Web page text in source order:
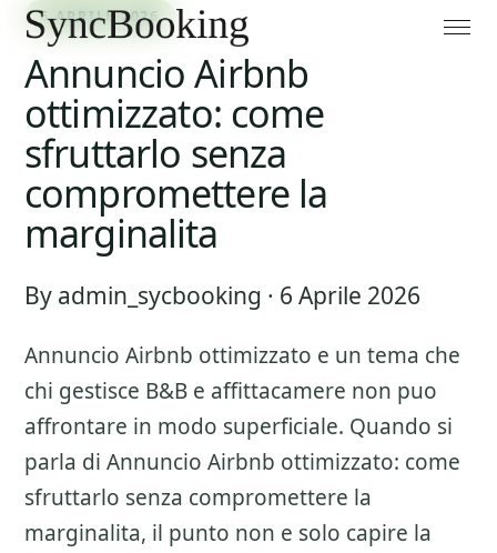
6 APRILE 2026
Annuncio Airbnb
ottimizzato: come
sfruttarlo senza
compromettere la
marginalita
By admin_sycbooking · 6 Aprile 2026
Annuncio Airbnb ottimizzato e un tema che
chi gestisce B&B e affittacamere non puo
affrontare in modo superficiale. Quando si
parla di Annuncio Airbnb ottimizzato: come
sfruttarlo senza compromettere la
marginalita, il punto non e solo capire la